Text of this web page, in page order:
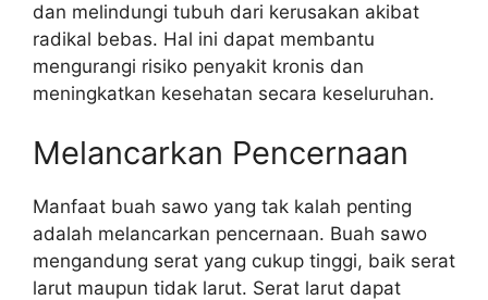
dan melindungi tubuh dari kerusakan akibat
radikal bebas. Hal ini dapat membantu
mengurangi risiko penyakit kronis dan
meningkatkan kesehatan secara keseluruhan.
Melancarkan Pencernaan
Manfaat buah sawo yang tak kalah penting
adalah melancarkan pencernaan. Buah sawo
mengandung serat yang cukup tinggi, baik serat
larut maupun tidak larut. Serat larut dapat